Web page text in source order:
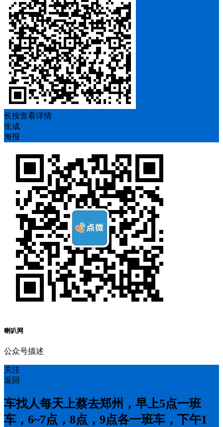
长按查看详情
生成
海报
喇叭网
公众号描述
关注
返回
车找人每天上蔡去郑州，早上5点一班
车，6~7点，8点，9点各一班车，下午1